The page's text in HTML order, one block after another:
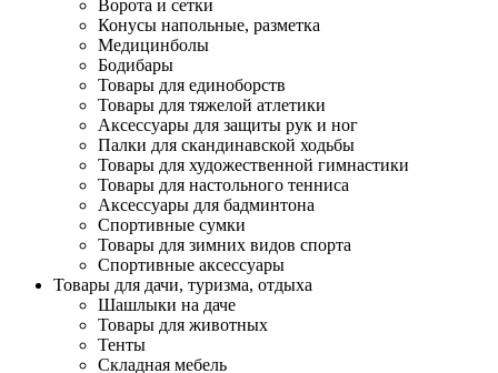
Ворота и сетки
Конусы напольные, разметка
Медицинболы
Бодибары
Товары для единоборств
Товары для тяжелой атлетики
Аксессуары для защиты рук и ног
Палки для скандинавской ходьбы
Товары для художественной гимнастики
Товары для настольного тенниса
Аксессуары для бадминтона
Спортивные сумки
Товары для зимних видов спорта
Спортивные аксессуары
Товары для дачи, туризма, отдыха
Шашлыки на даче
Товары для животных
Тенты
Складная мебель